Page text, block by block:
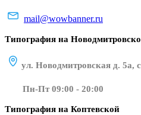
mail@wowbanner.ru
Типография на
ул. Новодмитровская д. 5а,
Пн-Пт 09:00 - 20:00
Типография на Коптевской